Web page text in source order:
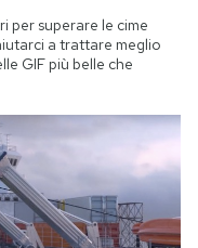
per superare le cime
a trattare meglio
GIF più belle che